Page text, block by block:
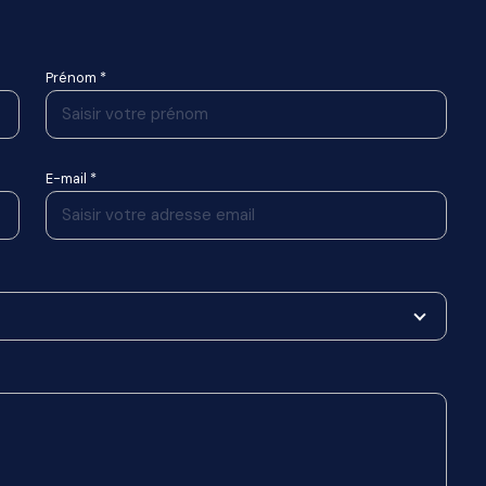
Prénom *
E-mail *